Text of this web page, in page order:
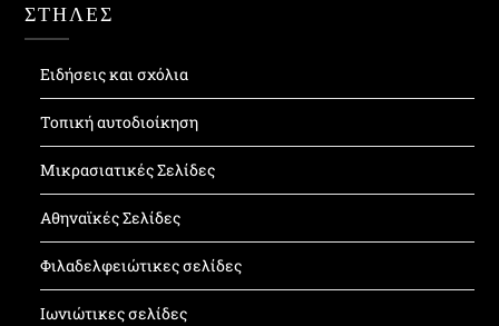
ΣΤΗΛΕΣ
Ειδήσεις και σχόλια
Τοπική αυτοδιοίκηση
Μικρασιατικές Σελίδες
Αθηναϊκές Σελίδες
Φιλαδελφειώτικες σελίδες
Ιωνιώτικες σελίδες